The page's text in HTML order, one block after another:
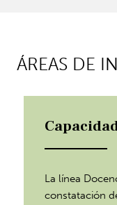
ÁREAS DE
La línea
constatación